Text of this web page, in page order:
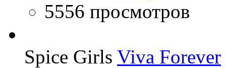
5556 просмотров
Spice Girls Viva Forever